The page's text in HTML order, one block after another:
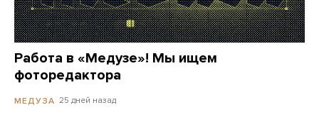
Работа в «Медузе»! Мы ищем
фоторедактора
МЕДУЗА 25 дней назад